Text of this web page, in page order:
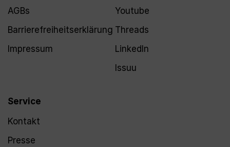
AGBs
Barrierefreiheitserklärung
Impressum
Service
Kontakt
Presse
Youtube
Threads
LinkedIn
Issuu